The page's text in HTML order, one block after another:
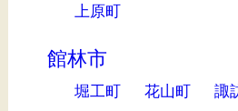
上原町
館林市
堀工町 花山町 諏